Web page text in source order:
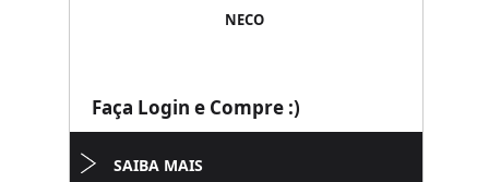
NECO
Faça Login e Compre :)
SAIBA MAIS